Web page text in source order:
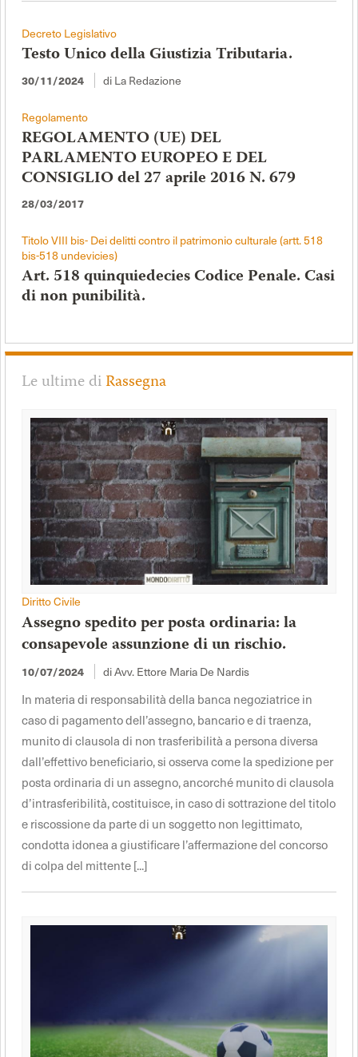
Decreto Legislativo
Testo Unico della Giustizia Tributaria.
30/11/2024 di La Redazione
Regolamento
REGOLAMENTO (UE) DEL
PARLAMENTO EUROPEO E DEL
CONSIGLIO del 27 aprile 2016 N. 679
28/03/2017
Titolo VIII bis- Dei delitti contro il patrimonio culturale (artt. 518
bis-518 undevicies)
Art. 518 quinquiedecies Codice Penale. Casi
di non punibilità.
Le ultime diRassegna
Diritto Civile
Assegno spedito per posta ordinaria: la
consapevole assunzione di un rischio.
10/07/2024 di Avv. Ettore Maria De Nardis
In materia di responsabilità della banca negoziatrice in
caso di pagamento dell’assegno, bancario e di traenza,
munito di clausola di non trasferibilità a persona diversa
dall’effettivo beneficiario, si osserva come la spedizione per
posta ordinaria di un assegno, ancorché munito di clausola
d’intrasferibilità, costituisce, in caso di sottrazione del titolo
e riscossione da parte di un soggetto non legittimato,
condotta idonea a giustificare l’affermazione del concorso
di colpa del mittente [...]